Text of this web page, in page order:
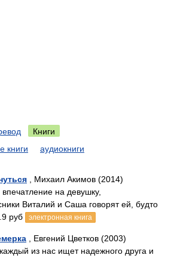
Книги
книги аудиокниги
, Михаил Акимов (2014)
на девушку,
Виталий и Саша говорят ей, будто
руб
электронная книга
, Евгений Цветков (2003)
из нас ищет надежного друга и